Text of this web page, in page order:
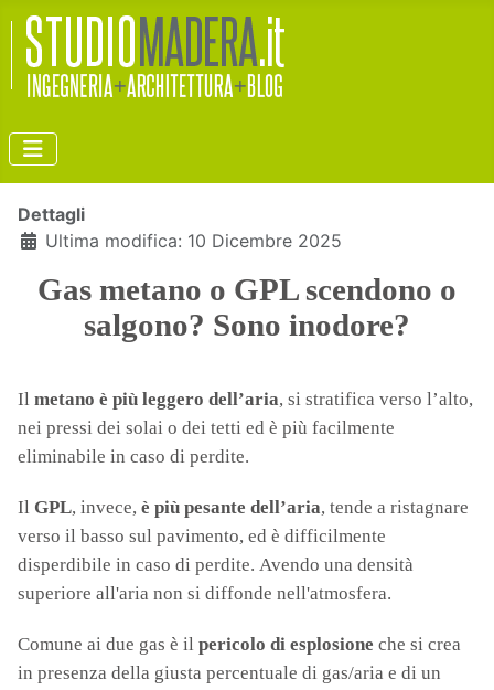
Dettagli
Ultima modifica: 10 Dicembre 2025
Gas metano o GPL scendono o
salgono? Sono inodore?
Il metano è più leggero dell’aria, si stratifica verso l’alto,
nei pressi dei solai o dei tetti ed è più facilmente
eliminabile in caso di perdite.
Il GPL, invece, è più pesante dell’aria, tende a ristagnare
verso il basso sul pavimento, ed è difficilmente
disperdibile in caso di perdite. Avendo una densità
superiore all'aria non si diffonde nell'atmosfera.
Comune ai due gas è il pericolo di esplosione che si crea
in presenza della giusta percentuale di gas/aria e di un